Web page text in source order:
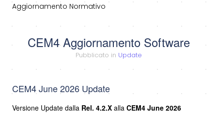
Aggiornamento Normativo
CEM4 Aggiornamento Software
Pubblicato in Update
CEM4 June 2026 Update
Versione Update dalla Rel. 4.2.X alla CEM4 June 2026